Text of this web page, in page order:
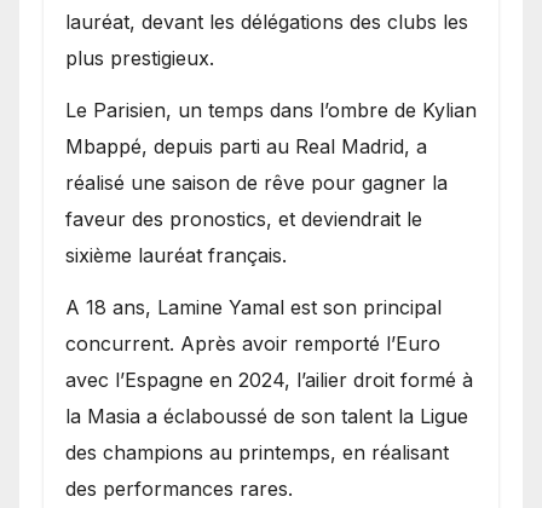
lauréat, devant les délégations des clubs les
plus prestigieux.
Le Parisien, un temps dans l’ombre de Kylian
Mbappé, depuis parti au Real Madrid, a
réalisé une saison de rêve pour gagner la
faveur des pronostics, et deviendrait le
sixième lauréat français.
A 18 ans, Lamine Yamal est son principal
concurrent. Après avoir remporté l’Euro
avec l’Espagne en 2024, l’ailier droit formé à
la Masia a éclaboussé de son talent la Ligue
des champions au printemps, en réalisant
des performances rares.